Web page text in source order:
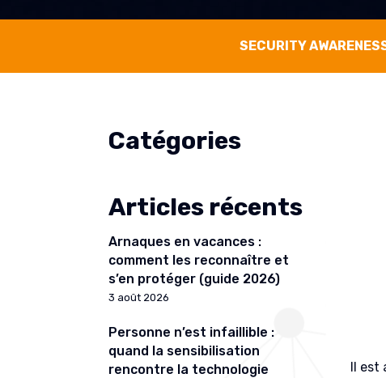
SECURITY
Catégories
Articles récents
Arnaques en vacances :
comment les reconnaître et
s’en protéger (guide 2026)
3 août 2026
Personne n’est infaillible :
quand la sensibilisation
rencontre la technologie
Il est